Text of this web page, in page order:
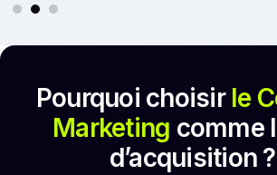
Pourquoi choisir le
Marketing comme
d’acquisition ?